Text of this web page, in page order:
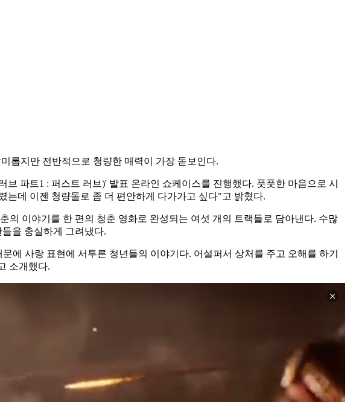
롭지만 전반적으로 청량한 매력이 가장 돋보인다.
파트1 : 퍼스트 러브)' 발표 온라인 쇼케이스를 진행했다. 풋풋한 마음으로 시
데 이젠 청량돌로 좀 더 편안하게 다가가고 싶다"고 밝혔다.
의 이야기를 한 편의 청춘 영화로 완성되는 여섯 개의 트랙들로 담아낸다. 수많
을 충실하게 그려냈다.
사랑 표현에 서투른 청년들의 이야기다. 어설퍼서 상처를 주고 오해를 하기
소개했다.